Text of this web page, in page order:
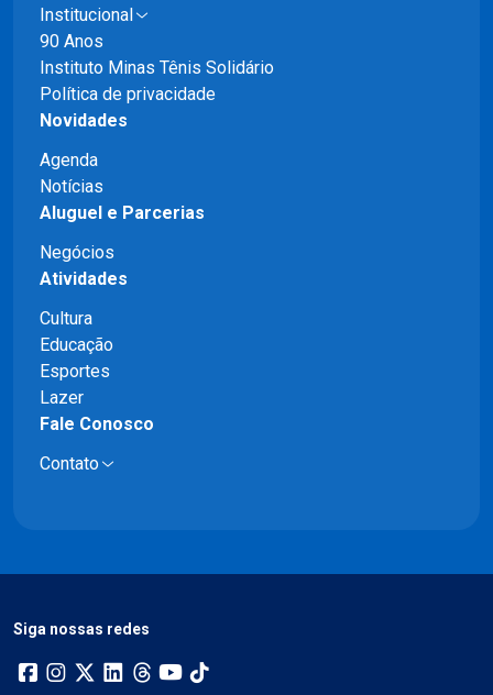
Institucional
90 Anos
Instituto Minas Tênis Solidário
Política de privacidade
Novidades
Agenda
Notícias
Aluguel e Parcerias
Negócios
Atividades
Cultura
Educação
Esportes
Lazer
Fale Conosco
Contato
Siga nossas redes